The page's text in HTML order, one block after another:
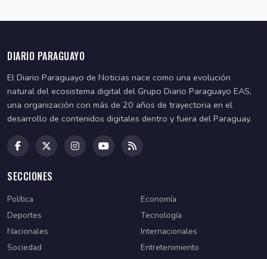
DIARIO PARAGUAYO
El Diario Paraguayo de Noticias nace como una evolución
natural del ecosistema digital del Grupo Diario Paraguayo EAS,
una organización con más de 20 años de trayectoria en el
desarrollo de contenidos digitales dentro y fuera del Paraguay.
SECCIONES
Política
Economía
Deportes
Tecnología
Nacionales
Internacionales
Sociedad
Entretenimiento